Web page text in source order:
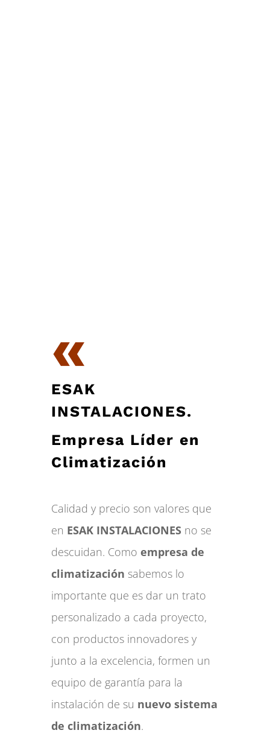
«
ESAK
INSTALACIONES.
Empresa Líder en
Climatización
Calidad y precio son valores que
en ESAK INSTALACIONESno se
descuidan. Como empresa de
climatización sabemos lo
importante que es dar un trato
personalizado a cada proyecto,
con productos innovadores y
junto a la excelencia, formen un
equipo de garantía para la
instalación de su nuevo sistema
de climatización.